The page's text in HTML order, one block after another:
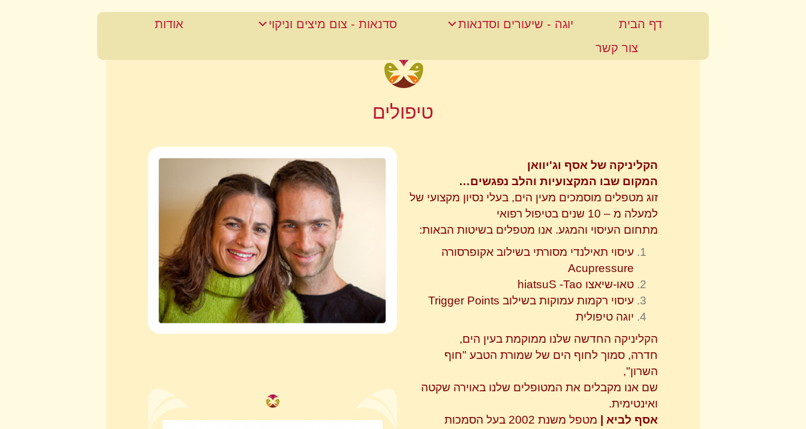
דף הבית יוגה - שיעורים וסדנאות סדנאות - צום מיצים וניקוי
אודות
צור קשר
טיפולים
הקליניקה של אסף וג'יוואן
המקום שבו המקצועיות והלב נפגשים…
זוג מטפלים מוסמכים מעין הים, בעלי נסיון מקצועי של
למעלה מ – 10 שנים בטיפול רפואי
מתחום העיסוי והמגע. אנו מטפלים בשיטות הבאות:
עיסוי תאילנדי מסורתי בשילוב אקופרסורה
Acupressure
טאו-שיאצו Tao-
hiatsu
עיסוי רקמות עמוקות בשילוב Trigger Points
יוגה טיפולית
הקליניקה החדשה שלנו ממוקמת בעין הים,
חדרה, סמוך לחוף הים של שמורת הטבע "חוף
השרון",
שם אנו מקבלים את המטופלים שלנו באוירה שקטה
ואינטימית.
אסף לביא |
מטפל משנת 2002 בעל הסמכות